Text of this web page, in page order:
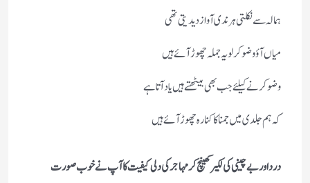
ہمالہ سے نکلتی ہر ندی آواز دیدیتی تھی
میاں آؤ وضو کرلو یہ جملہ چھوڑ آئے ہیں
وضو کرنے کیلئے جب بھی بیٹھتےہیں یاد آتا ہے
کہ ہم جلدی میں جمنا کا کنارہ چھوڑ آئے ہیں
درد اور بے چینی کی لکیر کھینچ کر مہاجر کی دلی کیفیت کا آپ نے خوب صورت